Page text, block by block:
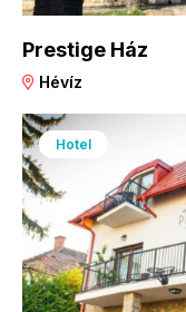
Prestige Ház
Hévíz
Hotel